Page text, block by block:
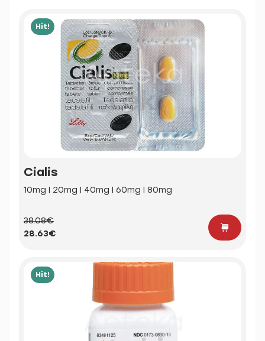
Hit!
Cialis
10mg | 20mg | 40mg | 60mg | 80mg
38.08€
28.63€
Hit!